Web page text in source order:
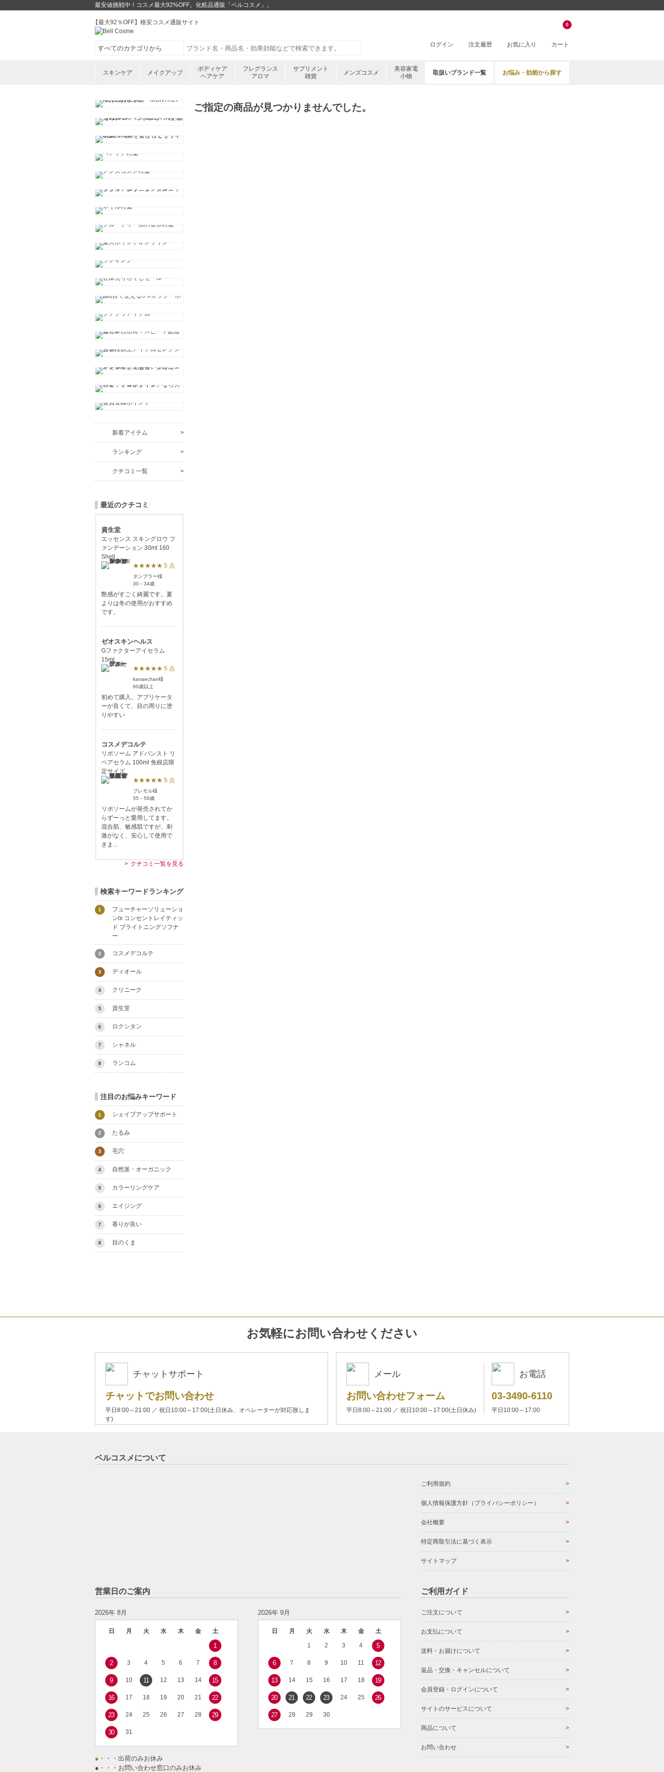
最安値挑戦中！コスメ最大92%OFF。化粧品通販「ベルコスメ」。
【最大92％OFF】格安コスメ通販サイト
ログイン 注文履歴 お気に入り カート
0
スキンケア メイクアップ
ボディケア
ヘアケア
フレグランス
アロマ
サプリメント
雑貨
メンズコスメ
美容家電
小物
取扱いブランド一覧 お悩み・効能から探す
ご指定の商品が見つかりませんでした。
新着アイテム
ランキング
クチコミ一覧
最近のクチコミ
資生堂
エッセンス スキングロウ フ
ァンデーション 30ml 160
Shell
★★★★★ 5 点
タンブラー様
30－34歳
艶感がすごく綺麗です。夏
よりは冬の使用がおすすめ
です。
ゼオスキンヘルス
Gファクターアイセラム
15ml
★★★★★ 5 点
kanaechan様
60歳以上
初めて購入。アプリケータ
ーが良くて、目の周りに塗
りやすい
コスメデコルテ
リポソーム アドバンスト リ
ペアセラム 100ml 免税店限
定サイズ
★★★★★ 5 点
プレモル様
55－59歳
リポソームが発売されてか
らずーっと愛用してます。
混合肌、敏感肌ですが、刺
激がなく、安心して使用で
きま...
クチコミ一覧を見る
検索キーワードランキング
1
フューチャーソリューショ
ンlx コンセントレイティッ
ド ブライトニングソフナ
ー
2 コスメデコルテ
3 ディオール
4 クリニーク
5 資生堂
6 ロクシタン
7 シャネル
8 ランコム
注目のお悩みキーワード
1 シェイプアップサポート
2 たるみ
3 毛穴
4 自然派・オーガニック
5 カラーリングケア
6 エイジング
7 香りが良い
8 目のくま
お気軽にお問い合わせください
チャットサポート
チャットでお問い合わせ
平日8:00～21:00 ／ 祝日10:00～17:00(土日休み、オペレーターが対応致しま
す)
メール
お問い合わせフォーム
平日8:00～21:00 ／ 祝日10:00～17:00(土日休み)
お電話
03-3490-6110
平日10:00～17:00
ベルコスメについて
ご利用規約
個人情報保護方針（プライバシーポリシー）
会社概要
特定商取引法に基づく表示
サイトマップ
営業日のご案内
2026年 8月
日 月 火 水 木 金 土
1
2 3 4 5 6 7 8
9 10 11 12 13 14 15
16 17 18 19 20 21 22
23 24 25 26 27 28 29
30 31
2026年 9月
日 月 火 水 木 金 土
1 2 3 4 5
6 7 8 9 10 11 12
13 14 15 16 17 18 19
20 21 22 23 24 25 26
27 28 29 30
● ・・・出荷のみお休み
● ・・・お問い合わせ窓口のみお休み
ご利用ガイド
ご注文について
お支払について
送料・お届けについて
返品・交換・キャンセルについて
会員登録・ログインについて
サイトのサービスについて
商品について
お問い合わせ